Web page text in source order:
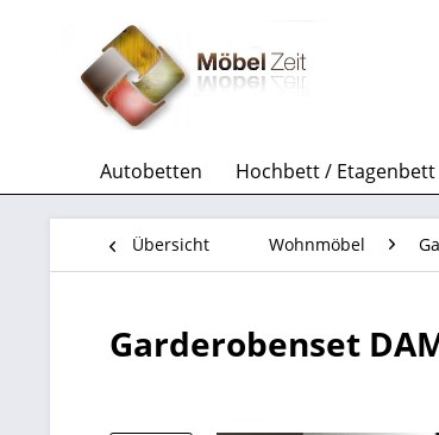
Autobetten Hochbett / Etagenbett
Übersicht Wohnmöbel
Garderobenset